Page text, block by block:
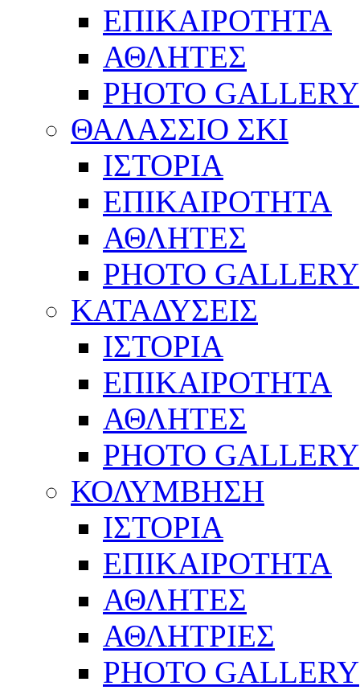
ΕΠΙΚΑΙΡΟΤΗΤΑ
ΑΘΛΗΤΕΣ
PHOTO GALLERY
ΘΑΛΑΣΣΙΟ ΣΚΙ
ΙΣΤΟΡΙΑ
ΕΠΙΚΑΙΡΟΤΗΤΑ
ΑΘΛΗΤΕΣ
PHOTO GALLERY
ΚΑΤΑΔΥΣΕΙΣ
ΙΣΤΟΡΙΑ
ΕΠΙΚΑΙΡΟΤΗΤΑ
ΑΘΛΗΤΕΣ
PHOTO GALLERY
ΚΟΛΥΜΒΗΣΗ
ΙΣΤΟΡΙΑ
ΕΠΙΚΑΙΡΟΤΗΤΑ
ΑΘΛΗΤΕΣ
ΑΘΛΗΤΡΙΕΣ
PHOTO GALLERY